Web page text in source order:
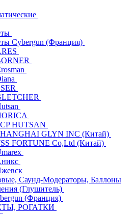
Cybergun (Франция)
HUTSAN
GLYN INC (Китай)
FORTUNE Co,Ltd (Китай)
Саунд-Модераторы, Баллоны
(Глушитель)
(Франция)
РОГАТКИ